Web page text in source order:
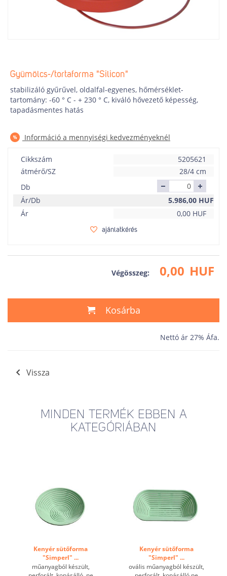
Gyümölcs-/tortaforma "Silicon"
stabilizáló gyűrűvel, oldalfal-egyenes, hőmérséklet-
tartomány: -60 ° C - + 230 ° C, kiváló hővezető képesség,
tapadásmentes hatás
Információ a mennyiségi kedvezményeknél
Cikkszám
5205621
átmérő/SZ
28/4 cm
Db
Ár/Db
5.986,00 HUF
Ár
0,00 HUF
ajánlatkérés
Végösszeg: 0,00 HUF
Kosárba
Nettó ár 27% Áfa.
Vissza
MINDEN TERMÉK EBBEN A
KATEGÓRIÁBAN
Kenyér sütőforma
"Simperl" ...
műanyagból készült,
Kenyér sütőforma
"Simperl" ...
ovális műanyagból készült,